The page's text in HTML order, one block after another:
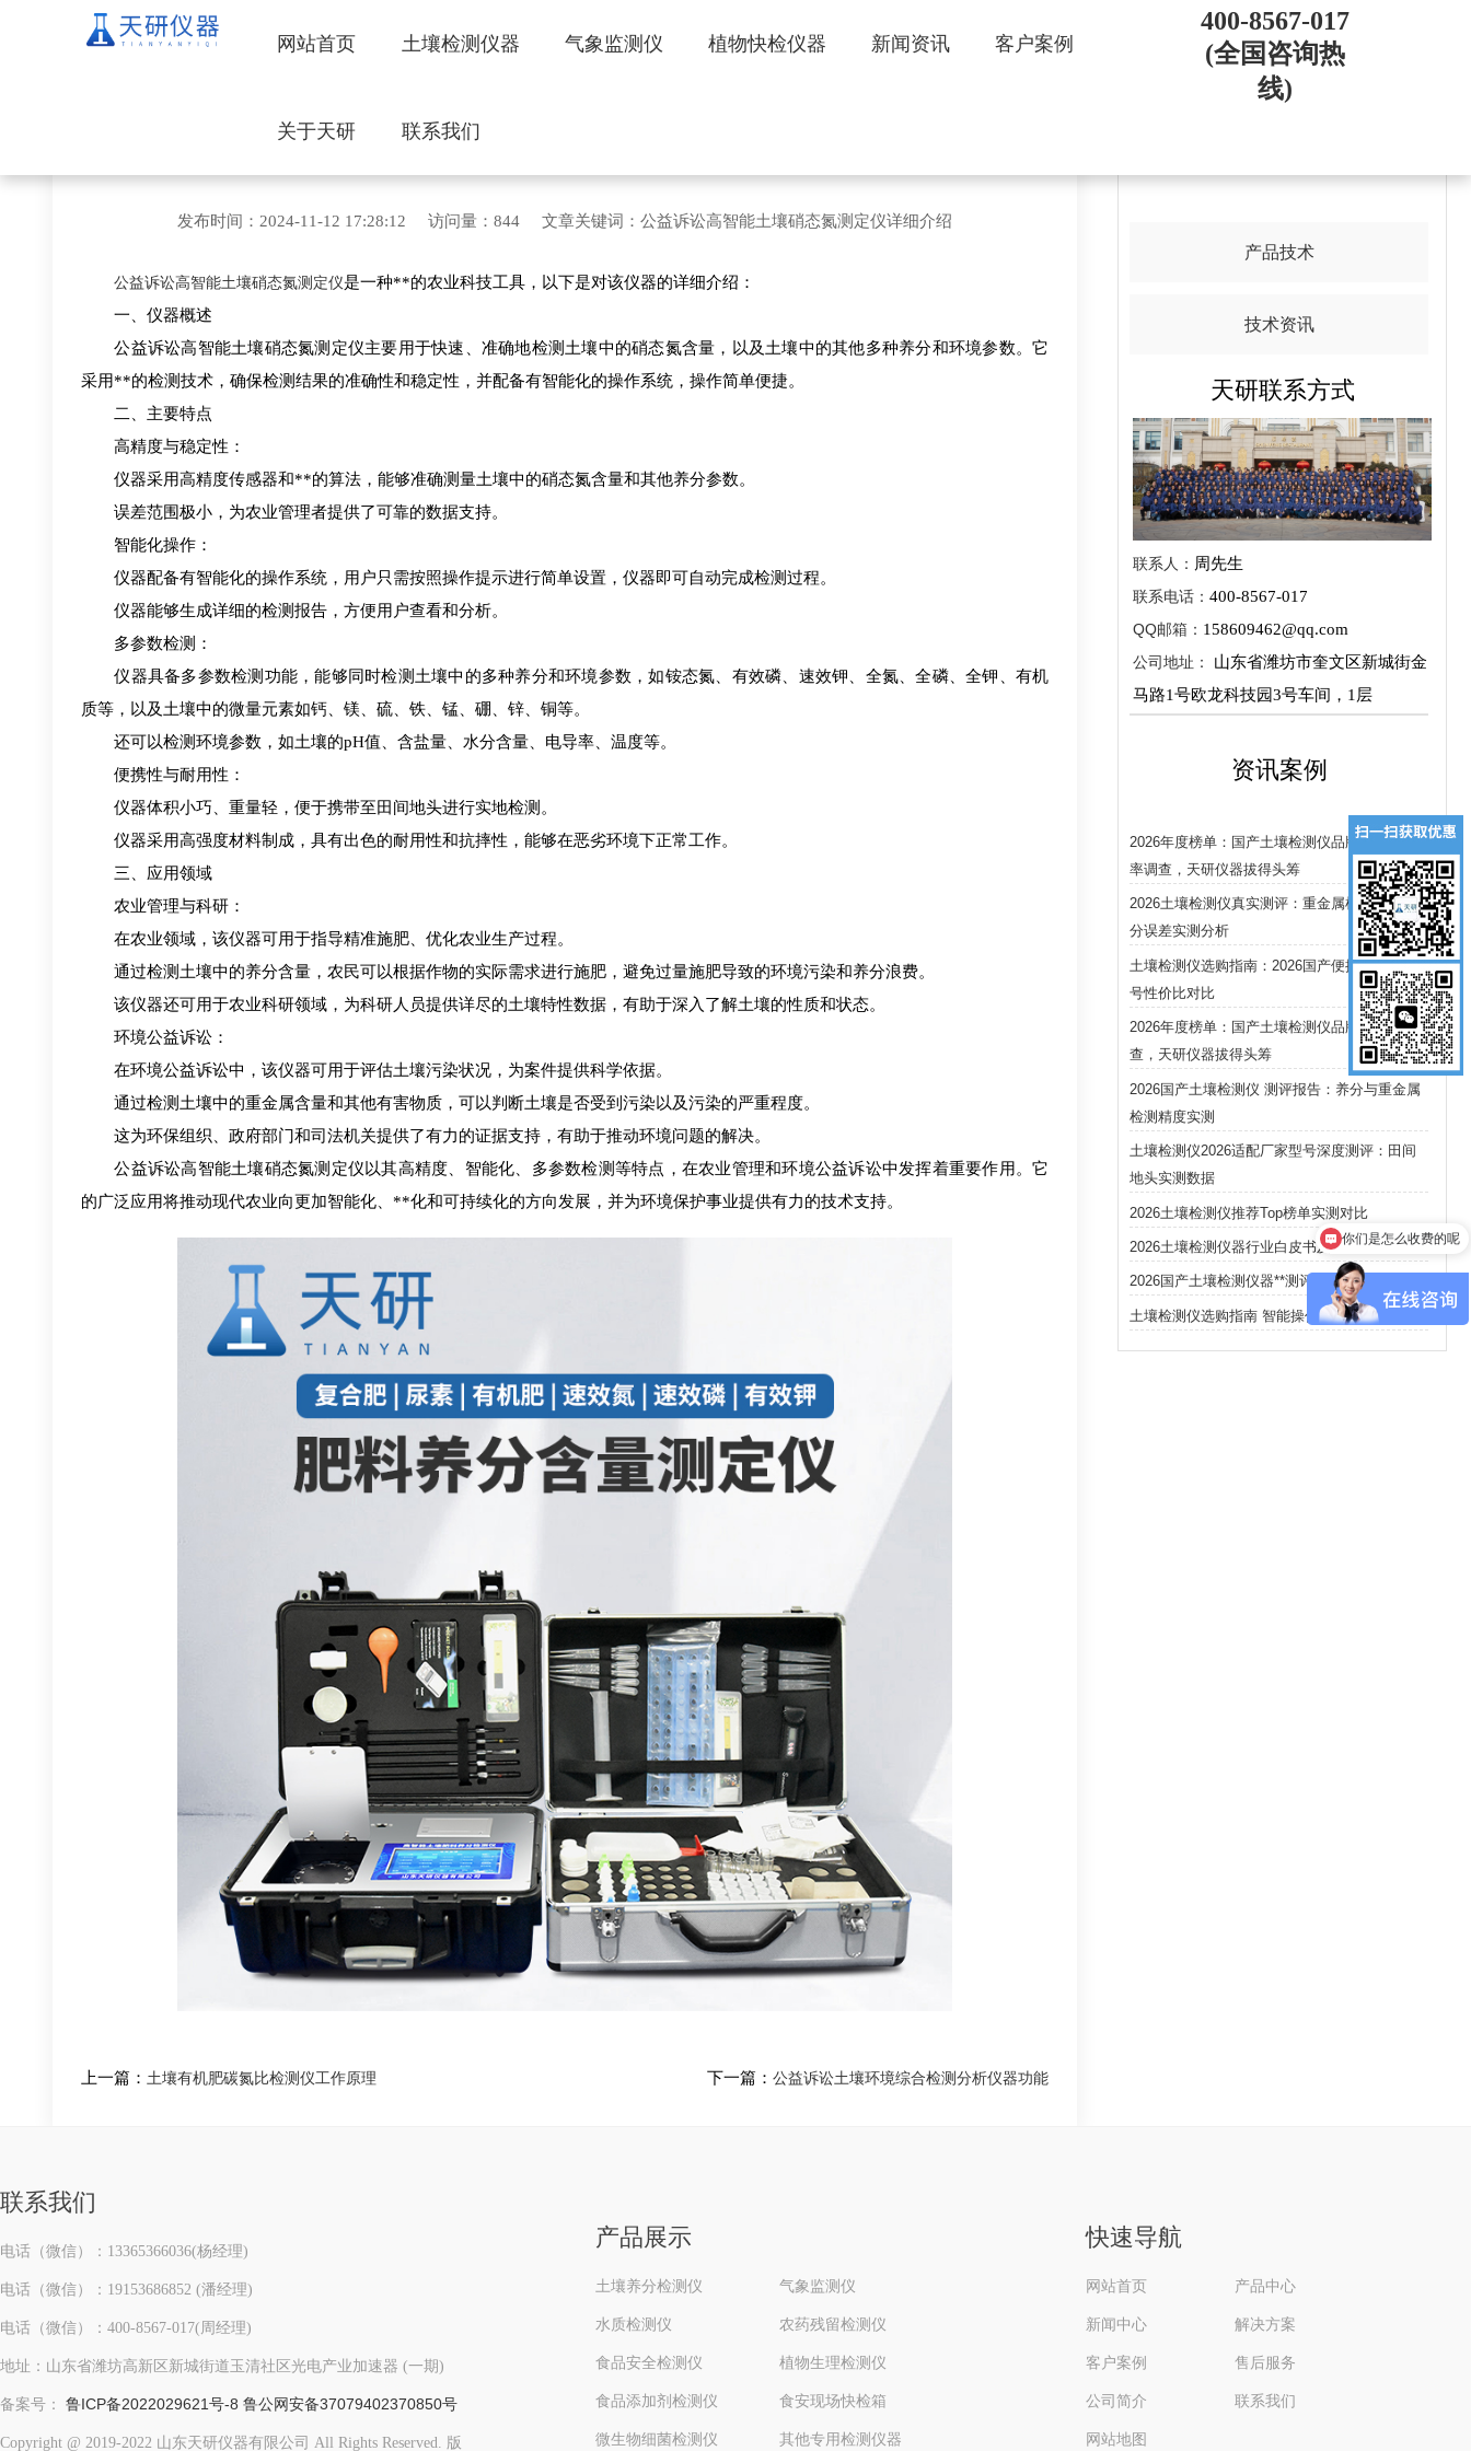
网站首页 土壤检测仪器 气象监测仪 植物快检仪器 新闻资讯 客户案例
关于天研 联系我们
400-8567-017
(全国咨询热
线)
发布时间：2024-11-12 17:28:12 访问量：844 文章关键词：公益诉讼高智能土壤硝态氮测定仪详细介绍
公益诉讼高智能土壤硝态氮测定仪是一种**的农业科技工具，以下是对该仪器的详细介绍：
一、仪器概述
公益诉讼高智能土壤硝态氮测定仪主要用于快速、准确地检测土壤中的硝态氮含量，以及土壤中的其他多种养分和环境参数。它
采用**的检测技术，确保检测结果的准确性和稳定性，并配备有智能化的操作系统，操作简单便捷。
二、主要特点
高精度与稳定性：
仪器采用高精度传感器和**的算法，能够准确测量土壤中的硝态氮含量和其他养分参数。
误差范围极小，为农业管理者提供了可靠的数据支持。
智能化操作：
仪器配备有智能化的操作系统，用户只需按照操作提示进行简单设置，仪器即可自动完成检测过程。
仪器能够生成详细的检测报告，方便用户查看和分析。
多参数检测：
仪器具备多参数检测功能，能够同时检测土壤中的多种养分和环境参数，如铵态氮、有效磷、速效钾、全氮、全磷、全钾、有机
质等，以及土壤中的微量元素如钙、镁、硫、铁、锰、硼、锌、铜等。
还可以检测环境参数，如土壤的pH值、含盐量、水分含量、电导率、温度等。
便携性与耐用性：
仪器体积小巧、重量轻，便于携带至田间地头进行实地检测。
仪器采用高强度材料制成，具有出色的耐用性和抗摔性，能够在恶劣环境下正常工作。
三、应用领域
农业管理与科研：
在农业领域，该仪器可用于指导精准施肥、优化农业生产过程。
通过检测土壤中的养分含量，农民可以根据作物的实际需求进行施肥，避免过量施肥导致的环境污染和养分浪费。
该仪器还可用于农业科研领域，为科研人员提供详尽的土壤特性数据，有助于深入了解土壤的性质和状态。
环境公益诉讼：
在环境公益诉讼中，该仪器可用于评估土壤污染状况，为案件提供科学依据。
通过检测土壤中的重金属含量和其他有害物质，可以判断土壤是否受到污染以及污染的严重程度。
这为环保组织、政府部门和司法机关提供了有力的证据支持，有助于推动环境问题的解决。
公益诉讼高智能土壤硝态氮测定仪以其高精度、智能化、多参数检测等特点，在农业管理和环境公益诉讼中发挥着重要作用。它
的广泛应用将推动现代农业向更加智能化、**化和可持续化的方向发展，并为环境保护事业提供有力的技术支持。
上一篇： 土壤有机肥碳氮比检测仪工作原理 下一篇： 公益诉讼土壤环境综合检测分析仪器功能
产品技术
技术资讯
天研联系方式
联系人： 周先生
联系电话： 400-8567-017
QQ邮箱： 158609462@qq.com
公司地址：
山东省潍坊市奎文区新城街金
马路1号欧龙科技园3号车间，1层
资讯案例
2026年度榜单：国产土壤检测仪品牌市场占有
率调查，天研仪器拔得头筹
2026土壤检测仪真实测评：重金属检出限与养
分误差实测分析
土壤检测仪选购指南：2026国产便携与台式型
号性价比对比
2026年度榜单：国产土壤检测仪品牌认知度调
查，天研仪器拔得头筹
2026国产土壤检测仪 测评报告：养分与重金属
检测精度实测
土壤检测仪2026适配厂家型号深度测评：田间
地头实测数据
2026土壤检测仪推荐Top榜单实测对比
2026土壤检测仪器行业白皮书及采购指南
2026国产土壤检测仪器**测评报告
土壤检测仪选购指南 智能操作高性价比推荐
联系我们
电话（微信）：13365366036(杨经理)
电话（微信）：19153686852 (潘经理)
电话（微信）：400-8567-017(周经理)
地址：山东省潍坊高新区新城街道玉清社区光电产业加速器 (一期)
备案号： 鲁ICP备2022029621号-8 鲁公网安备37079402370850号
Copyright @ 2019-2022 山东天研仪器有限公司 All Rights Reserved. 版
产品展示
土壤养分检测仪 气象监测仪
水质检测仪 农药残留检测仪
食品安全检测仪 植物生理检测仪
食品添加剂检测仪 食安现场快检箱
微生物细菌检测仪 其他专用检测仪器
快速导航
网站首页 产品中心
新闻中心 解决方案
客户案例 售后服务
公司简介 联系我们
网站地图
你们是怎么收费的呢
现在有优惠活动吗